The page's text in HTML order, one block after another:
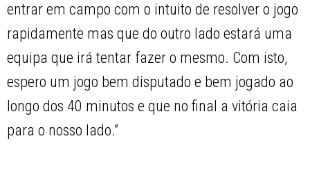
entrar em campo com o intuito de resolver o jogo
rapidamente mas que do outro lado estará uma
equipa que irá tentar fazer o mesmo. Com isto,
espero um jogo bem disputado e bem jogado ao
longo dos 40 minutos e que no final a vitória caia
para o nosso lado.”